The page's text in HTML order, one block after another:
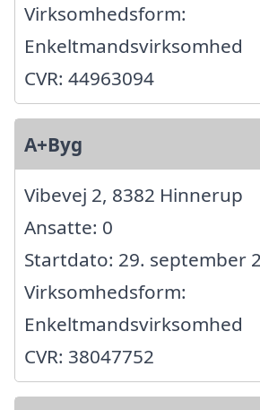
Virksomhedsform:
Enkeltmandsvirksomhed
CVR: 44963094
A+Byg
Vibevej 2, 8382 Hinnerup
Ansatte: 0
Startdato: 29. september
Virksomhedsform:
Enkeltmandsvirksomhed
CVR: 38047752